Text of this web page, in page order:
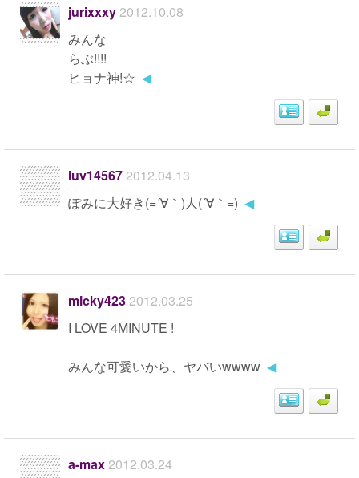
jurixxxy2012.10.08
みんな
らぶ!!!!
ヒョナ神!☆ ◀
luv145672012.04.13
ぽみに大好き(=´∀｀)人(´∀｀=) ◀
micky4232012.03.25
I LOVE 4MINUTE !
みんな可愛いから、ヤバいwwww ◀
a-max2012.03.24